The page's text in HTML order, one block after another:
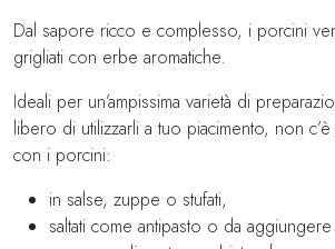
Dal sapore ricco e complesso, i porcini
grigliati con erbe aromatiche.
Ideali per un’ampissima varietà di
libero di utilizzarli a tuo piacimento, non
con i porcini:
in salse, zuppe o stufati,
saltati come antipasto o da aggiungere